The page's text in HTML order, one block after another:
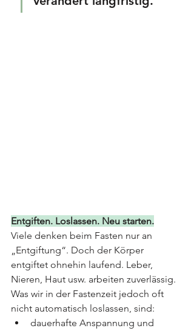
Entgiften. Loslassen. Neu starten.
Viele denken beim Fasten nur an
„Entgiftung“. Doch der Körper
entgiftet ohnehin laufend. Leber,
Nieren, Haut usw. arbeiten zuverlässig.
Was wir in der Fastenzeit jedoch oft
nicht automatisch loslassen, sind:
dauerhafte Anspannung und